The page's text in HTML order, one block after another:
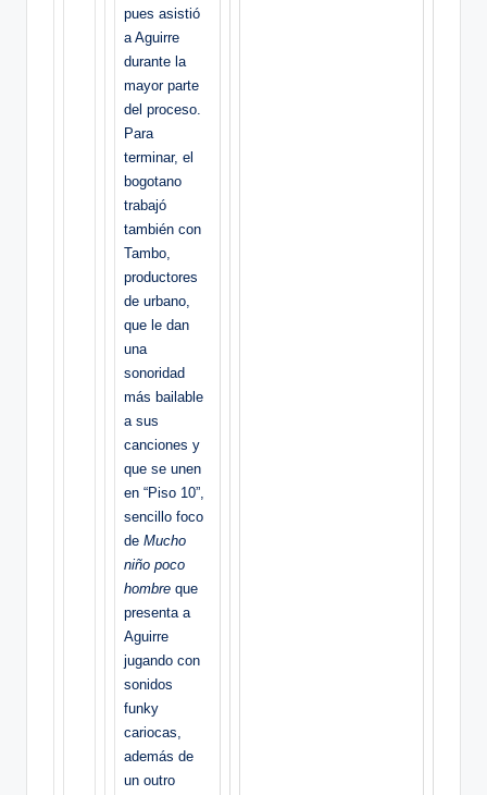
pues asistió
a Aguirre
durante la
mayor parte
del proceso.
Para
terminar, el
bogotano
trabajó
también con
Tambo,
productores
de urbano,
que le dan
una
sonoridad
más bailable
a sus
canciones y
que se unen
en “Piso 10”,
sencillo foco
de Mucho
niño poco
hombre que
presenta a
Aguirre
jugando con
sonidos
funky
cariocas,
además de
un outro